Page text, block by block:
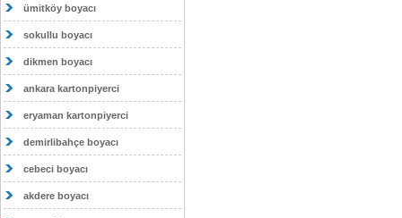
ümitköy boyacı
sokullu boyacı
dikmen boyacı
ankara kartonpiyerci
eryaman kartonpiyerci
demirlibahçe boyacı
cebeci boyacı
akdere boyacı